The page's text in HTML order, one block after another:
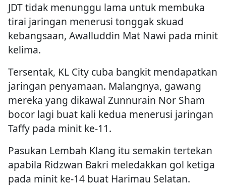
JDT tidak menunggu lama untuk membuka
tirai jaringan menerusi tonggak skuad
kebangsaan, Awalluddin Mat Nawi pada minit
kelima.
Tersentak, KL City cuba bangkit mendapatkan
jaringan penyamaan. Malangnya, gawang
mereka yang dikawal Zunnurain Nor Sham
bocor lagi buat kali kedua menerusi jaringan
Taffy pada minit ke-11.
Pasukan Lembah Klang itu semakin tertekan
apabila Ridzwan Bakri meledakkan gol ketiga
pada minit ke-14 buat Harimau Selatan.